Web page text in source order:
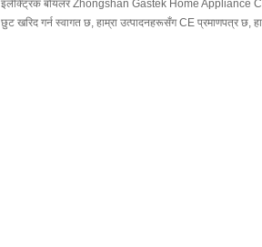
इलेक्ट्रिक बोयलर Zhongshan Gastek Home Appliance
छुट खरिद गर्न स्वागत छ, हाम्रा उत्पादनहरूसँग CE प्रमाणपत्र छ,